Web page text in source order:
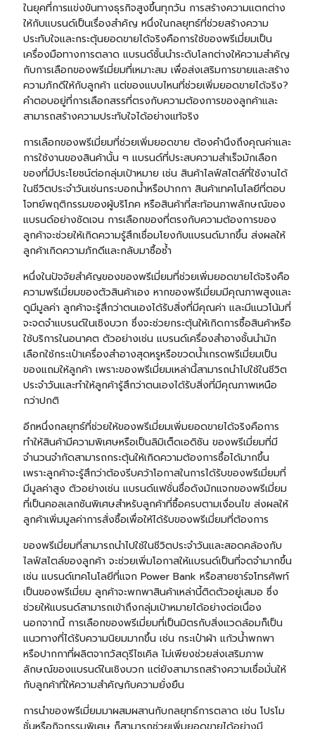
ในยุคที่การแข่งขันทางธุรกิจสูงขึ้นทุกวัน การสร้างความแตกต่าง
ให้กับแบรนด์เป็นเรื่องสำคัญ หนึ่งในกลยุทธ์ที่ช่วยสร้างความ
ประทับใจและกระตุ้นยอดขายได้จริงคือการใช้ของพรีเมี่ยมเป็น
เครื่องมือทางการตลาด แบรนด์ชั้นนำระดับโลกต่างให้ความสำคัญ
กับการเลือกของพรีเมี่ยมที่เหมาะสม เพื่อส่งเสริมการขายและสร้าง
ความภักดีให้กับลูกค้า แต่ของแบบไหนที่ช่วยเพิ่มยอดขายได้จริง?
คำตอบอยู่ที่การเลือกสรรที่ตรงกับความต้องการของลูกค้าและ
สามารถสร้างความประทับใจได้อย่างแท้จริง
การเลือกของพรีเมี่ยมที่ช่วยเพิ่มยอดขาย ต้องคำนึงถึงคุณค่าและ
การใช้งานของสินค้านั้น ๆ แบรนด์ที่ประสบความสำเร็จมักเลือก
ของที่มีประโยชน์ต่อกลุ่มเป้าหมาย เช่น สินค้าไลฟ์สไตล์ที่ใช้งานได้
ในชีวิตประจำวันเช่นกระบอกน้ำหรือปากกา สินค้าเทคโนโลยีที่ตอบ
โจทย์พฤติกรรมของผู้บริโภค หรือสินค้าที่สะท้อนภาพลักษณ์ของ
แบรนด์อย่างชัดเจน การเลือกของที่ตรงกับความต้องการของ
ลูกค้าจะช่วยให้เกิดความรู้สึกเชื่อมโยงกับแบรนด์มากขึ้น ส่งผลให้
ลูกค้าเกิดความภักดีและกลับมาซื้อซ้ำ
หนึ่งในปัจจัยสำคัญของของพรีเมี่ยมที่ช่วยเพิ่มยอดขายได้จริงคือ
ความพรีเมี่ยมของตัวสินค้าเอง หากของพรีเมี่ยมมีคุณภาพสูงและ
ดูมีมูลค่า ลูกค้าจะรู้สึกว่าตนเองได้รับสิ่งที่มีคุณค่า และมีแนวโน้มที่
จะจดจำแบรนด์ในเชิงบวก ซึ่งจะช่วยกระตุ้นให้เกิดการซื้อสินค้าหรือ
ใช้บริการในอนาคต ตัวอย่างเช่น แบรนด์เครื่องสำอางชั้นนำมัก
เลือกใช้กระเป๋าเครื่องสำอางสุดหรูหรือขวดน้ำเกรดพรีเมี่ยมเป็น
ของแถมให้ลูกค้า เพราะของพรีเมี่ยมเหล่านี้สามารถนำไปใช้ในชีวิต
ประจำวันและทำให้ลูกค้ารู้สึกว่าตนเองได้รับสิ่งที่มีคุณภาพเหนือ
กว่าปกติ
อีกหนึ่งกลยุทธ์ที่ช่วยให้ของพรีเมี่ยมเพิ่มยอดขายได้จริงคือการ
ทำให้สินค้ามีความพิเศษหรือเป็นลิมิเต็ดเอดิชัน ของพรีเมี่ยมที่มี
จำนวนจำกัดสามารถกระตุ้นให้เกิดความต้องการซื้อได้มากขึ้น
เพราะลูกค้าจะรู้สึกว่าต้องรีบคว้าโอกาสในการได้รับของพรีเมี่ยมที่
มีมูลค่าสูง ตัวอย่างเช่น แบรนด์แฟชั่นชื่อดังมักแจกของพรีเมี่ยม
ที่เป็นคอลเลกชันพิเศษสำหรับลูกค้าที่ซื้อครบตามเงื่อนไข ส่งผลให้
ลูกค้าเพิ่มมูลค่าการสั่งซื้อเพื่อให้ได้รับของพรีเมี่ยมที่ต้องการ
ของพรีเมี่ยมที่สามารถนำไปใช้ในชีวิตประจำวันและสอดคล้องกับ
ไลฟ์สไตล์ของลูกค้า จะช่วยเพิ่มโอกาสให้แบรนด์เป็นที่จดจำมากขึ้น
เช่น แบรนด์เทคโนโลยีที่แจก Power Bank หรือสายชาร์จโทรศัพท์
เป็นของพรีเมี่ยม ลูกค้าจะพกพาสินค้าเหล่านี้ติดตัวอยู่เสมอ ซึ่ง
ช่วยให้แบรนด์สามารถเข้าถึงกลุ่มเป้าหมายได้อย่างต่อเนื่อง
นอกจากนี้ การเลือกของพรีเมี่ยมที่เป็นมิตรกับสิ่งแวดล้อมก็เป็น
แนวทางที่ได้รับความนิยมมากขึ้น เช่น กระเป๋าผ้าแก้วน้ำพกพา
หรือปากกาที่ผลิตจากวัสดุรีไซเคิล ไม่เพียงช่วยส่งเสริมภาพ
ลักษณ์ของแบรนด์ในเชิงบวก แต่ยังสามารถสร้างความเชื่อมั่นให้
กับลูกค้าที่ให้ความสำคัญกับความยั่งยืน
การนำของพรีเมี่ยมมาผสมผสานกับกลยุทธ์การตลาด เช่น โปรโม